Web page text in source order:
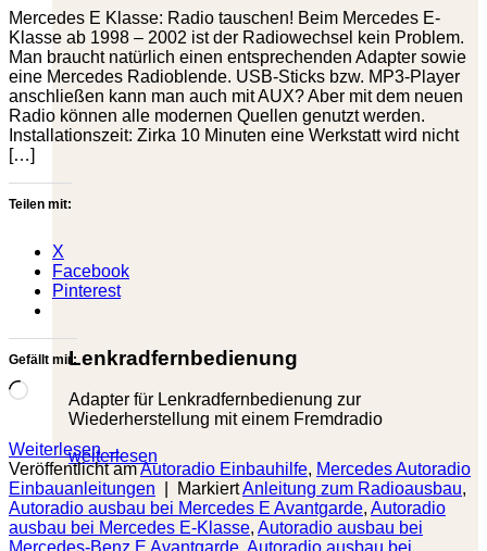
Lenkradfernbedienung
Adapter für Lenkradfernbedienung zur
Wiederherstellung mit einem Fremdradio
weiterlesen
Mercedes E Klasse: Radio tauschen! Beim Mercedes E-
Klasse ab 1998 – 2002 ist der Radiowechsel kein Problem.
Man braucht natürlich einen entsprechenden Adapter sowie
eine Mercedes Radioblende. USB-Sticks bzw. MP3-Player
anschließen kann man auch mit AUX? Aber mit dem neuen
Radio können alle modernen Quellen genutzt werden.
Installationszeit: Zirka 10 Minuten eine Werkstatt wird nicht
[…]
Teilen mit:
X
Facebook
Pinterest
Gefällt mir:
Wird
geladen …
Weiterlesen→
Veröffentlicht amAutoradio Einbauhilfe, Mercedes Autoradio
Einbauanleitungen
MarkiertAnleitung zum Radioausbau,
Autoradio ausbau bei Mercedes E Avantgarde, Autoradio
ausbau bei Mercedes E-Klasse, Autoradio ausbau bei